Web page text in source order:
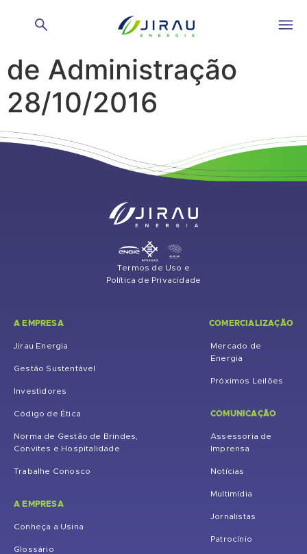
Reunião de Conselho
de Administração
28/10/2016
Termos de Uso e
Política de Privacidade
A EMPRESA
Jirau Energia
Gestão Sustentável
Investidores
Código de Ética
Norma de Gestão de Brindes,
Convites e Hospitalidade
Trabalhe Conosco
A EMPRESA
Conheça a Usina
Glossário
COMERCIALIZAÇÃO
Mercado de
Energia
Próximos Leilões
COMUNICAÇÃO
Assessoria de
Imprensa
Notícias
Multimídia
Jornalistas
Patrocínio